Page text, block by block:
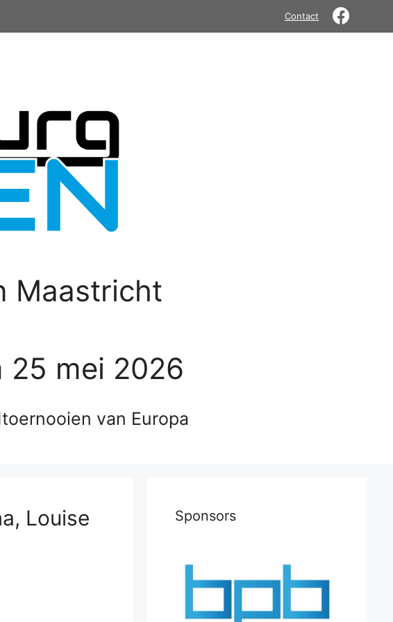
Contact
Maastricht
25 mei 2026
van Europa
Louise Sponsors